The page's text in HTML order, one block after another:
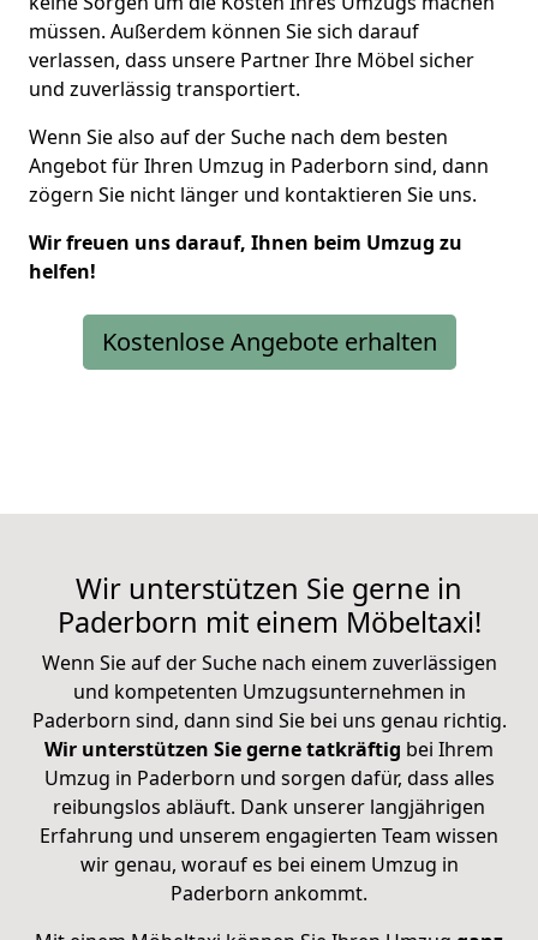
müssen. Außerdem können Sie sich darauf
verlassen, dass unsere Partner Ihre Möbel sicher
und zuverlässig transportiert.
Wenn Sie also auf der Suche nach dem besten
Angebot für Ihren Umzug in Paderborn sind, dann
zögern Sie nicht länger und kontaktieren Sie uns.
Wir freuen uns darauf, Ihnen beim Umzug zu
helfen!
Kostenlose Angebote erhalten
Wir unterstützen Sie gerne in
Paderborn mit einem Möbeltaxi!
Wenn Sie auf der Suche nach einem zuverlässigen
und kompetenten Umzugsunternehmen in
Paderborn sind, dann sind Sie bei uns genau richtig.
Wir unterstützen Sie gerne tatkräftig bei Ihrem
Umzug in Paderborn und sorgen dafür, dass alles
reibungslos abläuft. Dank unserer langjährigen
Erfahrung und unserem engagierten Team wissen
wir genau, worauf es bei einem Umzug in
Paderborn ankommt.